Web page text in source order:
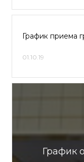
График приема
01.10.19
График